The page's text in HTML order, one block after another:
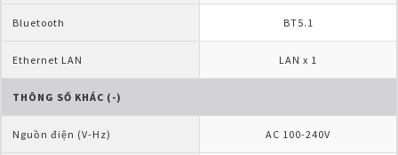
Bluetooth BT5.1
Ethernet LAN LAN x 1
THÔNG SỐ KHÁC (-)
Nguồn điện (V-Hz) AC 100-240V